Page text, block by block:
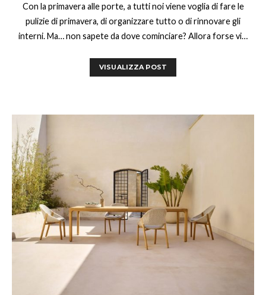
Con la primavera alle porte, a tutti noi viene voglia di fare le
pulizie di primavera, di organizzare tutto o di rinnovare gli
interni. Ma… non sapete da dove cominciare? Allora forse vi…
VISUALIZZA POST